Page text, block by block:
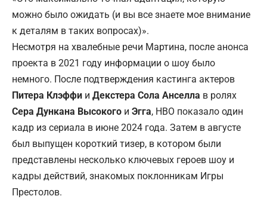
можно было ожидать (и вы все знаете мое внимание
к деталям в таких вопросах)».
Несмотря на хвалебные речи Мартина, после анонса
проекта в 2021 году информации о шоу было
немного. После подтверждения кастинга актеров
Питера Клэффи и Декстера Сола Анселла в ролях
Сера Дункана Высокого и Эгга, HBO показало один
кадр из сериала в июне 2024 года. Затем в августе
был выпущен короткий тизер, в котором были
представлены несколько ключевых героев шоу и
кадры действий, знакомых поклонникам Игры
Престолов.